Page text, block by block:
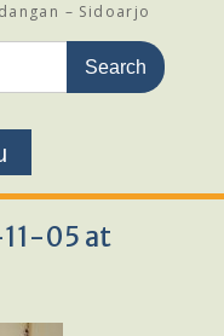
– Sidoarjo
05 at